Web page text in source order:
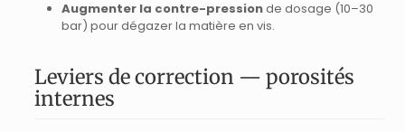
Augmenter la contre-pressionde dosage (10–30
bar) pour dégazer la matière en vis.
Leviers de correction — porosités
internes